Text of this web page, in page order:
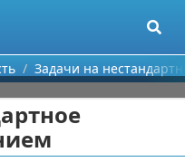
Задачи на